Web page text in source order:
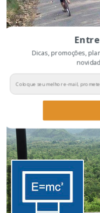
Dicas para
Dicas, promoções,